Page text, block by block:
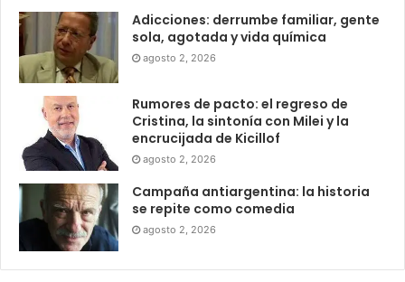
Adicciones: derrumbe familiar, gente
sola, agotada y vida química
agosto 2, 2026
Rumores de pacto: el regreso de
Cristina, la sintonía con Milei y la
encrucijada de Kicillof
agosto 2, 2026
Campaña antiargentina: la historia
se repite como comedia
agosto 2, 2026